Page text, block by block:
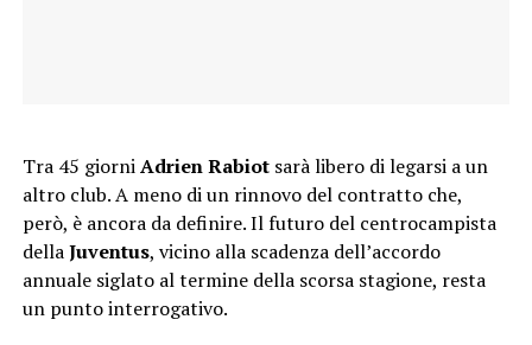
Tra 45 giorniAdrien Rabiotsarà libero di legarsi a un
altro club. A meno di un rinnovo del contratto che,
però, è ancora da definire. Il futuro del centrocampista
dellaJuventus, vicino alla scadenza dell’accordo
annuale siglato al termine della scorsa stagione, resta
un punto interrogativo.